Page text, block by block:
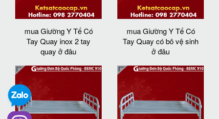
mua Giường Y Tế Có
Tay Quay inox 2 tay
quay ở đâu
mua Giường Y Tế Có
Tay Quay có bô vệ sinh
ở đâu